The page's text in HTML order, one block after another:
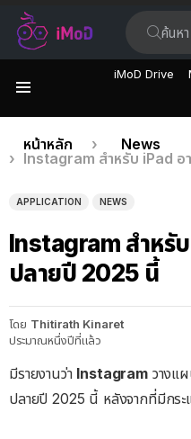
iMoD Drive
เรื่อง
ล่าสุด
คุณอยู่ที่นี่:
หน้าหลัก
News
Instagram สำหรับ iPad อ
APPLICATION NEWS
Instagram สำหรับ
ปลายปี 2025 นี้
โดย Thitirath Kinaret
ประมาณหนึ่งปีที่แล้ว
มีรายงานว่า Instagramวางแผ
ปลายปี 2025 นี้ หลังจากที่มีกร